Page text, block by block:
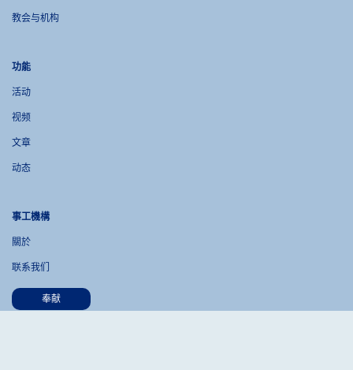
教会与机构
功能
活动
视频
文章
动态
事工機構
關於
联系我们
奉献